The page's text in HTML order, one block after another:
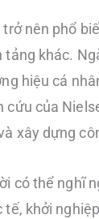
nên phổ
khác.
hiệu cá
của
xây dựng
có thể nghĩ
khởi